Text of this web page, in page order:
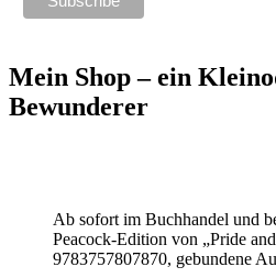
Mein Shop – ein
Bewunderer
Ab sofort im Buchhandel und
Peacock-Edition von „Pride
9783757807870, gebundene